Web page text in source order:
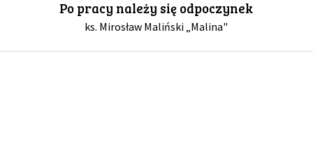
Po pracy należy się odpoczynek
ks. Mirosław Maliński „Malina"